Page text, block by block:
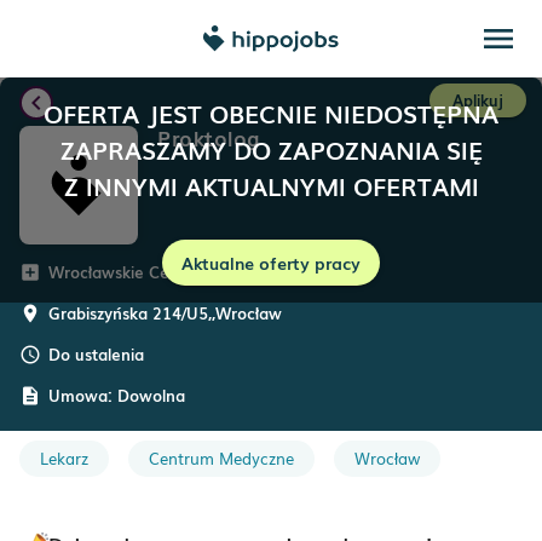
menu
OFERTA JEST OBECNIE NIEDOSTĘPNA
ZAPRASZAMY DO ZAPOZNANIA SIĘ
Z INNYMI AKTUALNYMI OFERTAMI
Aktualne oferty pracy
chevron_left Aplikuj
Proktolog
add_box Wrocławskie Centra Medyczne
room Grabiszyńska 214/U5,,Wrocław
schedule Do ustalenia
description Umowa: Dowolna
Lekarz Centrum Medyczne Wrocław